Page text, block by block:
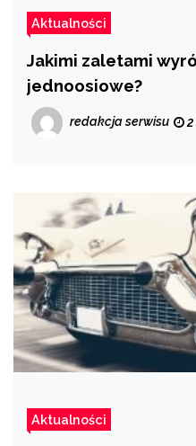
Aktualności
Jakimi zaletami
jednoosiowe?
redakcja serwisu
Aktualności